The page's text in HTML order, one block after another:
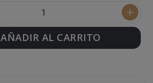
+
AÑADIR AL CARRITO